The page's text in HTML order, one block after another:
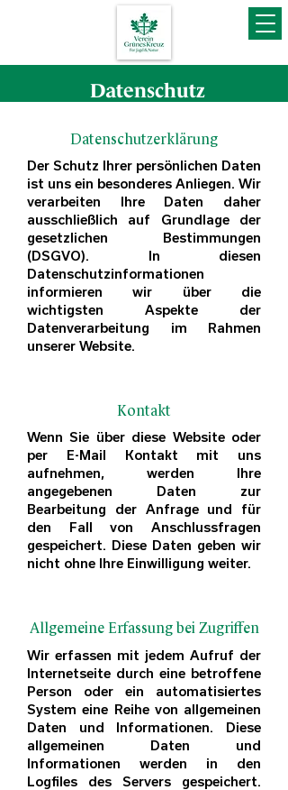
Datenschutz
Datenschutzerklärung
Der Schutz Ihrer persönlichen Daten
ist uns ein besonderes Anliegen. Wir
verarbeiten Ihre Daten daher
ausschließlich auf Grundlage der
gesetzlichen Bestimmungen
(DSGVO). In diesen
Datenschutzinformationen
informieren wir über die
wichtigsten Aspekte der
Datenverarbeitung im Rahmen
unserer Website.
Kontakt
Wenn Sie über diese Website oder
per E-Mail Kontakt mit uns
aufnehmen, werden Ihre
angegebenen Daten zur
Bearbeitung der Anfrage und für
den Fall von Anschlussfragen
gespeichert. Diese Daten geben wir
nicht ohne Ihre Einwilligung weiter.
Allgemeine Erfassung bei Zugriffen
Wir erfassen mit jedem Aufruf der
Internetseite durch eine betroffene
Person oder ein automatisiertes
System eine Reihe von allgemeinen
Daten und Informationen. Diese
allgemeinen Daten und
Informationen werden in den
Logfiles des Servers gespeichert.